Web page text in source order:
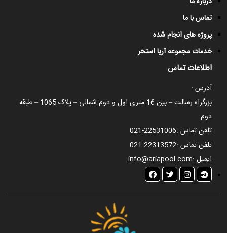
تماس با ما
پروژه های انجام شده
خدمات مجموعه آریا استخر
اطلاعات تماس
آدرس :
بزرگراه رسالت – بین 16 متری اول و دوم شمالی – پلاک 1065 – طبقه
دوم
تلفن تماس :021-22531006
تلفن تماس :021-22313572
ایمیل :info@ariapool.com